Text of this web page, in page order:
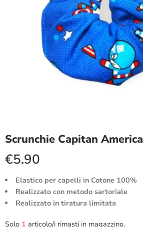
Scrunchie Capitan America
€5.90
Elastico per capelli in Cotone 100%
Realizzato con metodo sartoriale
Realizzato in tiratura limitata
Solo 1 articolo/i rimasti in magazzino.